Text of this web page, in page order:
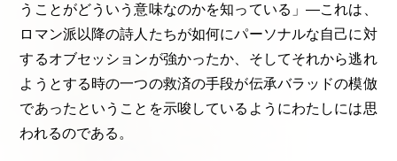
うことがどういう意味なのかを知っている」—これは、
ロマン派以降の詩人たちが如何にパーソナルな自己に対
するオブセッションが強かったか、そしてそれから逃れ
ようとする時の一つの救済の手段が伝承バラッドの模倣
であったということを示唆しているようにわたしには思
われるのである。